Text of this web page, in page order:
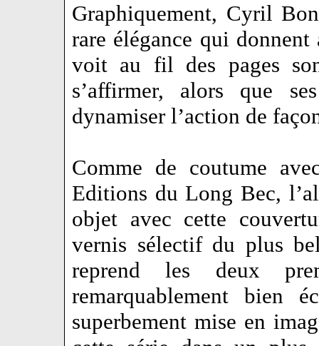
Graphiquement, Cyril
rare élégance qui
voit au fil des pages
s’affirmer, alors que
dynamiser l’action de
Comme de coutume
Editions du Long Bec,
objet avec cette
vernis sélectif du plus
reprend les deux
remarquablement bien
superbement mise en